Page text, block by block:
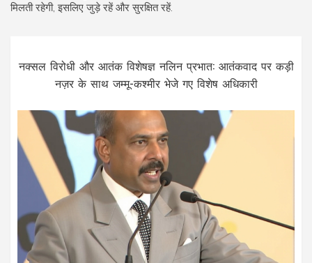
मिलती रहेगी, इसलिए जुड़े रहें और सुरक्षित रहें.
नक्सल विरोधी और आतंक विशेषज्ञ नलिन प्रभात: आतंकवाद पर कड़ी
नज़र के साथ जम्मू-कश्मीर भेजे गए विशेष अधिकारी